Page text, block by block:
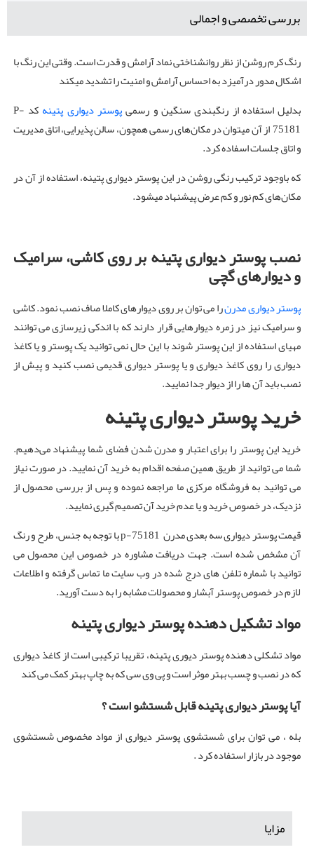
بررسی تخصصی و اجمالی
رنگ کرم روشن از نظر روانشناختی نماد آرامش و قدرت است. وقتی این رنگ با
اشکال مدور درآمیزد به احساس آرامش و امنیت را تشدید میکند
بدلیل استفاده از رنگبندی سنگین و رسمیپوستر دیواری پتینه
کد P-
75181 از آن میتوان در مکان‌های رسمی همچون، سالن پذیرایی، اتاق مدیریت
و اتاق جلسات اسفاده کرد.
که باوجود ترکیب رنگی روشن در این پوستر دیواری پتینه، استفاده از آن در
مکان‌های کم نور و کم عرض پیشنهاد میشود.
نصب پوستر دیواری پتینه بر روی کاشی، سرامیک
و دیوارهای گچی
پوستر دیواری مدرنرا می توان بر روی دیوارهای کاملا صاف نصب نمود. کاشی
و سرامیک نیز در زمره دیوارهایی قرار دارند که با اندکی زیرسازی می توانند
مهیای استفاده از این پوستر شوند با این حال نمی توانید یک پوستر و یا کاغذ
دیواری را روی کاغذ دیواری و یا پوستر دیواری قدیمی نصب کنید و پیش از
نصب باید آن ها را از دیوار جدا نمایید.
خرید پوستر دیواری پتینه
خرید این پوستر را برای اعتبار و مدرن شدن فضای شما پیشنهاد می‌دهیم.
شما می توانید از طریق همین صفحه اقدام به خرید آن نمایید. در صورت نیاز
می توانید به فروشگاه مرکزی ما مراجعه نموده و پس از بررسی محصول از
نزدیک، در خصوص خرید و یا عدم خرید آن تصمیم گیری نمایید.
قیمت پوستر دیواری سه بعدی مدرن p-75181 با توجه به جنس، طرح و رنگ
آن مشخص شده است. جهت دریافت مشاوره در خصوص این محصول می
توانید با شماره تلفن های درج شده در وب سایت ما تماس گرفته و اطلاعات
لازم در خصوص پوستر آبشار و محصولات مشابه را به دست آورید.
مواد تشکیل دهنده پوستر دیواری پتینه
مواد تشکلی دهنده پوستر دیوری پتینه، تقریبا ترکیبی است از کاغذ دیواری
که در نصب و چسب بهتر موثر است و پی وی سی که به چاپ بهتر کمک می کند
آیا پوستر دیواری پتینه قابل شستشو است ؟
بله ، می توان برای شستشوی پوستر دیواری از مواد مخصوص شستشوی
موجود در بازار استفاده کرد .
مزایا